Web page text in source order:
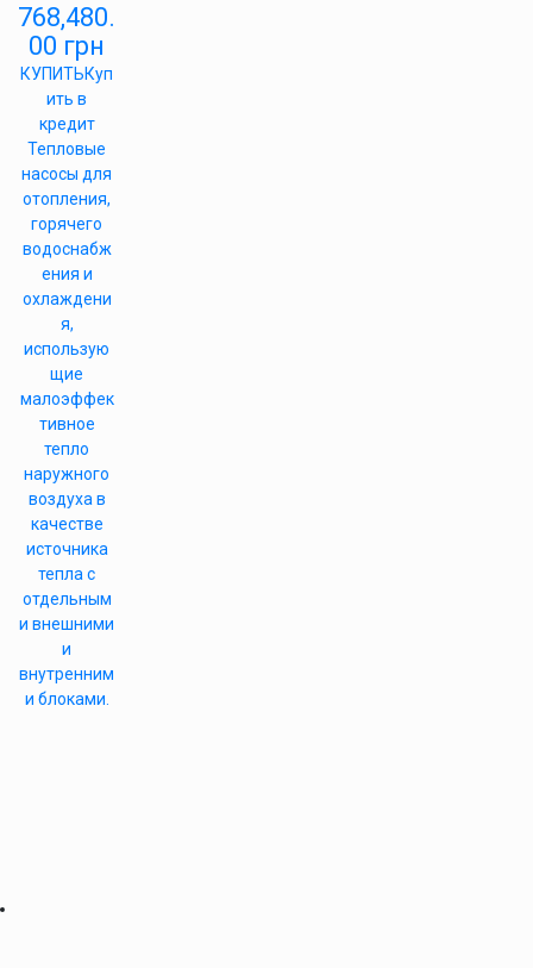
768,480.
00 грн
КУПИТЬКуп
ить в
кредит
Тепловые
насосы для
отопления,
горячего
водоснабж
ения и
охлаждени
я,
использую
щие
малоэффек
тивное
тепло
наружного
воздуха в
качестве
источника
тепла с
отдельным
и внешними
и
внутренним
и блоками.